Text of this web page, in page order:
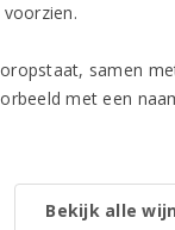
samen
met een
Bekijk alle